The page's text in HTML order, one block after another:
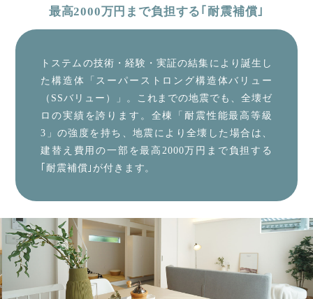
最高2000万円まで負担する｢耐震補償｣
トステムの技術・経験・実証の結集により誕生し
た構造体「スーパーストロング構造体バリュー
（SSバリュー）」。これまでの地震でも、全壊ゼ
ロの実績を誇ります。全棟「耐震性能最高等級
3」の強度を持ち、地震により全壊した場合は、
建替え費用の一部を最高2000万円まで負担する
｢耐震補償｣が付きます。